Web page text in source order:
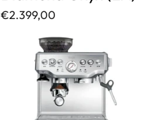
€2.399,00